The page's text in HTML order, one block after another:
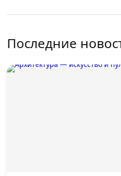
Последние